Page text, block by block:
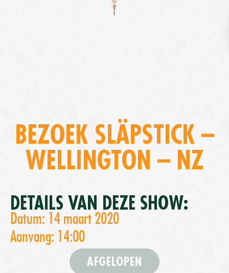
BEZOEK SLÄPSTICK –
WELLINGTON – NZ
DETAILS VAN DEZE SHOW:
Datum: 14 maart 2020
Aanvang: 14:00
AFGELOPEN